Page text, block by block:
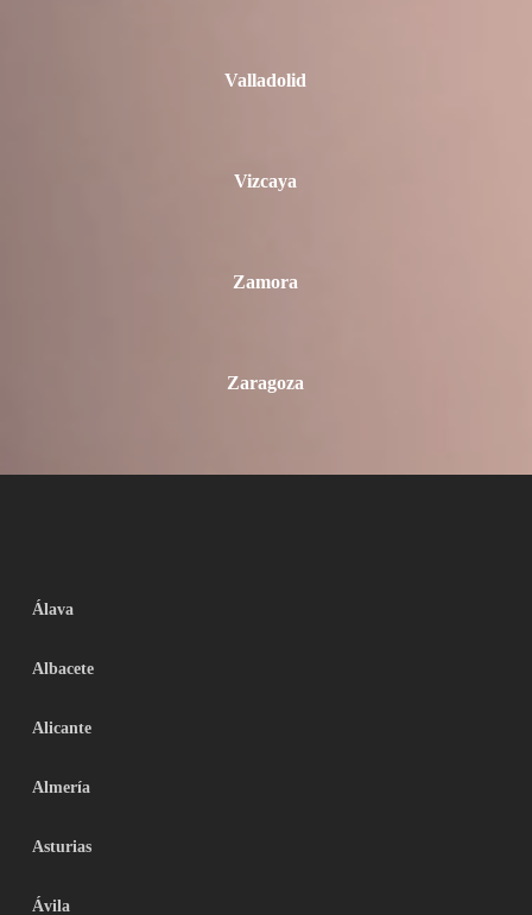
Valladolid
Vizcaya
Zamora
Zaragoza
Álava
Albacete
Alicante
Almería
Asturias
Ávila